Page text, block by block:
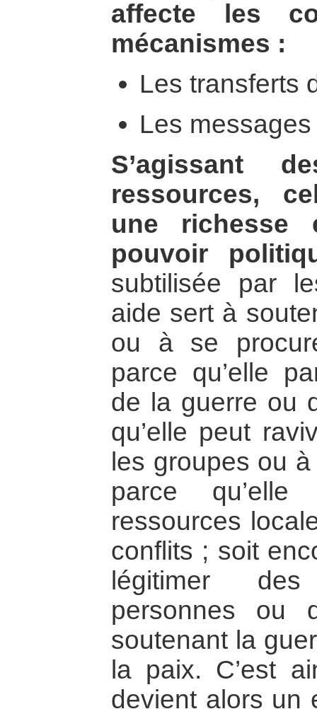
affecte les
mécanismes :
Les transferts
Les
S’agissant
ressources,
une richesse
pouvoir
subtilisée par
aide sert à
ou à se
parce qu’elle
de la guerre ou
qu’elle peut
les groupes ou
parce
ressources
conflits ; soit
légitimer
personnes ou
soutenant la
la paix. C’est
devient alors un